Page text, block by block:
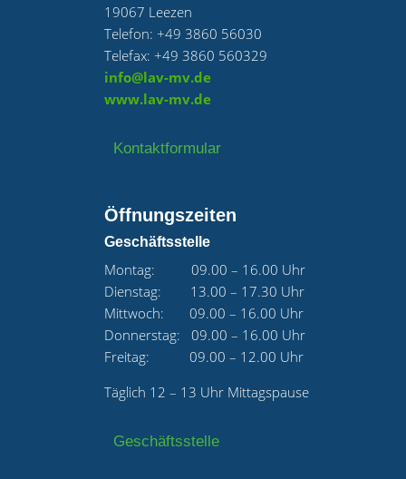
19067 Leezen
Telefon: +49 3860 56030
Telefax: +49 3860 560329
info@lav-mv.de
www.lav-mv.de
Kontaktformular
Öffnungszeiten
Geschäftsstelle
Montag: 09.00 – 16.00 Uhr
Dienstag: 13.00 – 17.30 Uhr
Mittwoch: 09.00 – 16.00 Uhr
Donnerstag: 09.00 – 16.00 Uhr
Freitag: 09.00 – 12.00 Uhr
Täglich 12 – 13 Uhr Mittagspause
Geschäftsstelle